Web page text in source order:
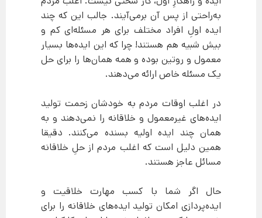
به‌راحتی از پس آن برمی‌آیند. جالب این که چند
ایده اولِ افراد مختلف برای هر مسئله‌ای کم و
بیش شبیه هم هستند! چرا که این ایده‌ها بسیار
معمول و روتین بوده و همه همان‌ها را برای حل
یک مسئله خاص ارائه می‌دهند.
در اغلب اوقات مردم به خودشان زحمت تولید
ایده‌های غیرمعمول و خلاقانه را نمی‌دهند و به
همان چند ایده اولیه بسنده می‌کنند. دقیقا
همین دلیل است که اغلب مردم از حلِ خلاقانه
مسائل عاجز هستند.
حال اگر شما با کسب مهارت خلاقیت و
ایده‌پردازی امکان تولید ایده‌های خلاقانه را برای